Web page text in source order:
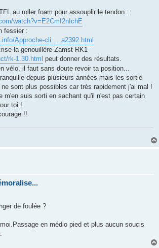
au roller foam pour assouplir le tendon :
watch?v=E2CmI2nIchE
fessier :
Approche-cli ... a2392.html
la genouillère Zamst RK1
rk-1.30.html peut donner des résultats.
vélo, il faut sans doute revoir ta position...
depuis plusieurs années mais les sortie
sont plus possibles car très rapidement j'ai mal !
m'en suis sorti en sachant qu'il n'est pas certain
toi !
!!
de foulée ?
en médio pied et plus aucun soucis